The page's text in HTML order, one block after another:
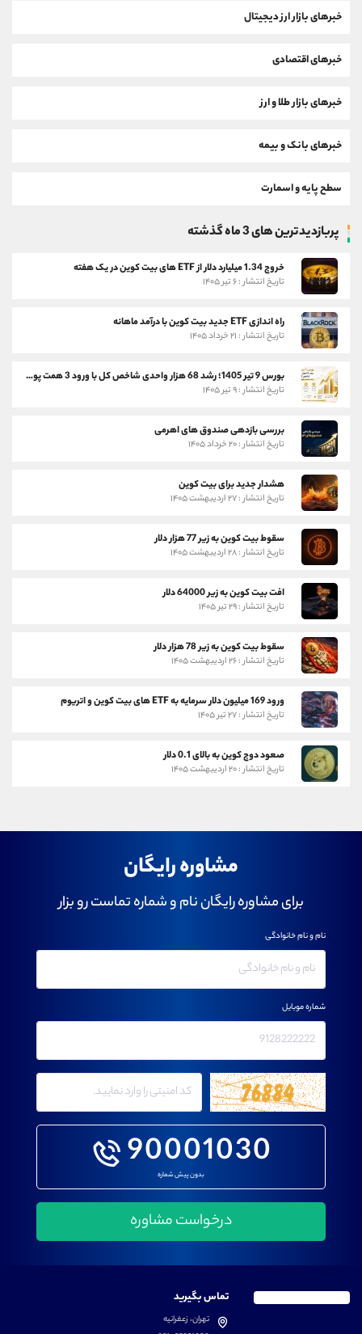
خبرهای بازار ارز دیجیتال
خبرهای اقتصادی
خبرهای بازار طلا و ارز
خبرهای بانک و بیمه
سطح پایه و اسمارت
پربازدیدترین های 3 ماه گذشته
خروج 1.34 میلیارد دلار از ETF های بیت کوین در یک هفته
تاریخ انتشار : ۶ تیر ۱۴۰۵
راه اندازی ETF جدید بیت کوین با درآمد ماهانه
تاریخ انتشار : ۲۱ خرداد ۱۴۰۵
بورس 9 تیر 1405؛ رشد 68 هزار واحدی شاخص کل با ورود 3 همت پول حقیقی
تاریخ انتشار : ۹ تیر ۱۴۰۵
بررسی بازدهی صندوق های اهرمی
تاریخ انتشار : ۲۰ خرداد ۱۴۰۵
هشدار جدید برای بیت کوین
تاریخ انتشار : ۲۷ اردیبهشت ۱۴۰۵
سقوط بیت کوین به زیر 77 هزار دلار
تاریخ انتشار : ۲۸ اردیبهشت ۱۴۰۵
افت بیت کوین به زیر 64000 دلار
تاریخ انتشار : ۲۹ تیر ۱۴۰۵
سقوط بیت کوین به زیر 78 هزار دلار
تاریخ انتشار : ۲۶ اردیبهشت ۱۴۰۵
ورود 169 میلیون دلار سرمایه به ETF های بیت کوین و اتریوم
تاریخ انتشار : ۲۷ تیر ۱۴۰۵
صعود دوج کوین به بالای 0.1 دلار
تاریخ انتشار : ۲۰ اردیبهشت ۱۴۰۵
مشاوره رایگان
برای مشاوره رایگان نام و شماره تماست رو بزار
90001030
بدون پیش شماره
نام و نام خانوادگی
شماره موبایل
تماس بگیرید
تهران، زعفرانیه